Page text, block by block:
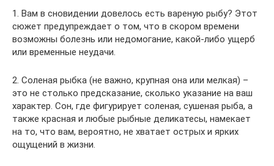
1. Вам в сновидении довелось есть вареную рыбу? Этот
сюжет предупреждает о том, что в скором времени
возможны болезнь или недомогание, какой-либо ущерб
или временные неудачи.
2. Соленая рыбка (не важно, крупная она или мелкая) –
это не столько предсказание, сколько указание на ваш
характер. Сон, где фигурирует соленая, сушеная рыба, а
также красная и любые рыбные деликатесы, намекает
на то, что вам, вероятно, не хватает острых и ярких
ощущений в жизни.